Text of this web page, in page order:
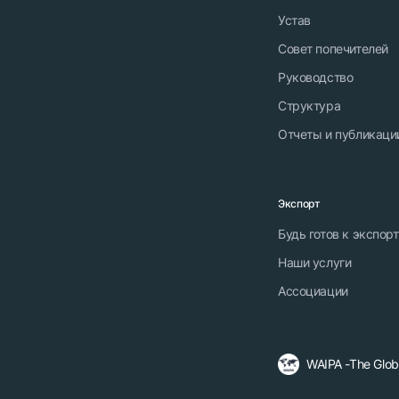
Устав
Совет попечителей
Руководство
Структура
Отчеты и
Экспорт
Будь готов к
Наши услуги
Ассоциации
WAIPA -The